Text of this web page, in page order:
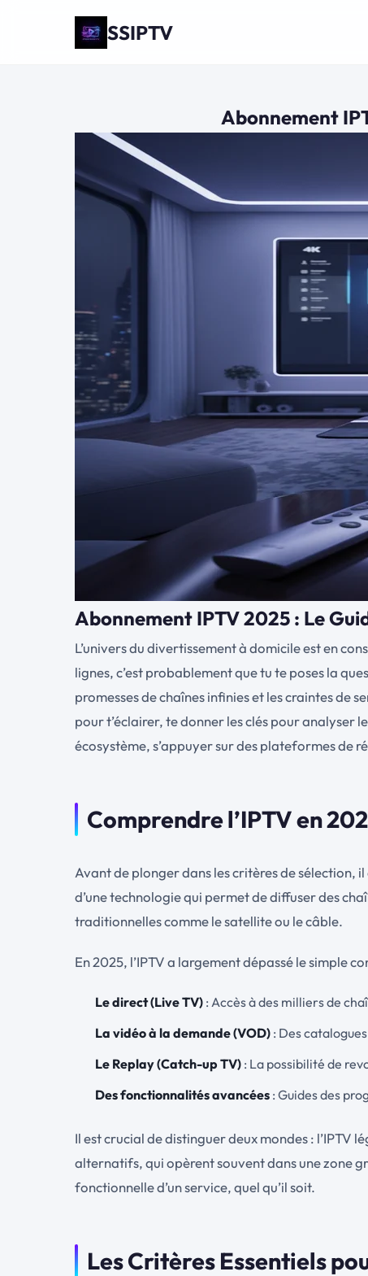
SSIPTV
Abonnement
Abonnement IPTV 2025 : Le
L’univers du divertissement à domicile est en
lignes, c’est probablement que tu te poses la
promesses de chaînes infinies et les craintes de
pour t’éclairer, te donner les clés pour analyser
écosystème, s’appuyer sur des plateformes de
Comprendre l’IPTV en
Avant de plonger dans les critères de sélection, il
d’une technologie qui permet de diffuser des
traditionnelles comme le satellite ou le câble.
En 2025, l’IPTV a largement dépassé le simple
Le direct (Live TV) : Accès à des milliers de
La vidéo à la demande (VOD) : Des
Le Replay (Catch-up TV) : La possibilité de
Des fonctionnalités avancées : Guides des
Il est crucial de distinguer deux mondes : l’IPTV
alternatifs, qui opèrent souvent dans une zone
fonctionnelle d’un service, quel qu’il soit.
Les Critères Essentiels